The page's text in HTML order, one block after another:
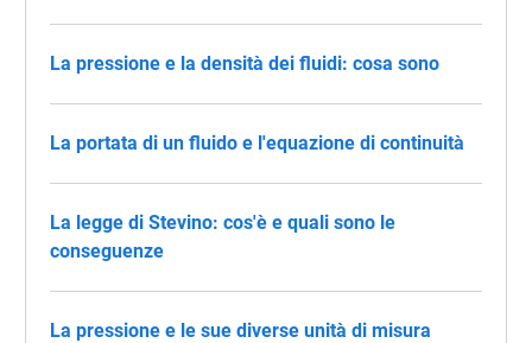
La pressione e la densità dei fluidi: cosa sono
La portata di un fluido e l'equazione di continuità
La legge di Stevino: cos'è e quali sono le
conseguenze
La pressione e le sue diverse unità di misura